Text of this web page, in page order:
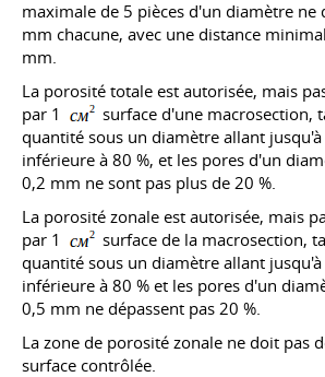
maximale de 5 pièces d'un diamètre ne
mm chacune, avec une distance
mm.
La porosité totale est autorisée, mais
par 1
surface d'une macrosection,
quantité sous un diamètre allant
inférieure à 80 %, et les pores d'un
0,2 mm ne sont pas plus de 20 %.
La porosité zonale est autorisée, mais
par 1
surface de la macrosection,
quantité sous un diamètre allant
inférieure à 80 % et les pores d'un
0,5 mm ne dépassent pas 20 %.
La zone de porosité zonale ne doit pas
surface contrôlée.